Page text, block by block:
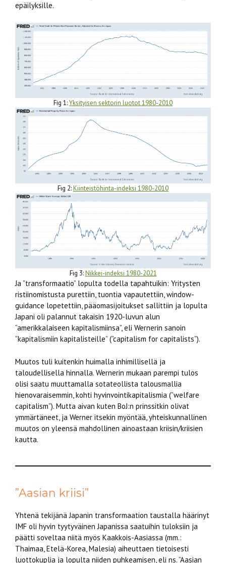
epäilyksille.
Fig 1:Yksityisen sektorin luotot 1980-2010
Fig 2:Kiinteistöhinta-indeksi 1980-2010
Fig 3:Nikkei-indeksi 1980-2021
Ja ”transformaatio” lopulta todella tapahtuikin: Yritysten
ristiinomistusta purettiin, tuontia vapautettiin, window-
guidance lopetettiin, pääomasijoitukset sallittiin ja lopulta
Japani oli palannut takaisin 1920-luvun alun
”amerikkalaiseen kapitalismiinsa”, eli Wernerin sanoin
”kapitalismiin kapitalisteille” (”capitalism for capitalists”).
Muutos tuli kuitenkin huimalla inhimillisellä ja
taloudellisella hinnalla. Wernerin mukaan parempi tulos
olisi saatu muuttamalla sotateollista talousmallia
hienovaraisemmin, kohti hyvinvointikapitalismia (”welfare
capitalism”). Mutta aivan kuten BoJ:n prinssitkin olivat
ymmärtäneet, ja Werner itsekin myöntää, yhteiskunnallinen
muutos on yleensä mahdollinen ainoastaan kriisin/kriisien
kautta.
”Aasian kriisi”
Yhtenä tekijänä Japanin transformaation taustalla häärinyt
IMF oli hyvin tyytyväinen Japanissa saatuihin tuloksiin ja
päätti soveltaa niitä myös Kaakkois-Aasiassa (mm.:
Thaimaa, Etelä-Korea, Malesia) aiheuttaen tietoisesti
luottokuplia ja lopulta niiden puhkeamisen, eli ns. ”Aasian